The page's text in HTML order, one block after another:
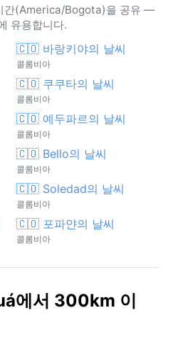
간(America/Bogota)을 공유 —
유용합니다.
🇨🇴 바랑키야의 날씨
콜롬비아
🇨🇴 쿠쿠타의 날씨
콜롬비아
🇨🇴 예두파르의 날씨
콜롬비아
🇨🇴 Bello의 날씨
콜롬비아
🇨🇴 Soledad의 날씨
콜롬비아
🇨🇴 포파얀의 날씨
콜롬비아
에서 300km 이